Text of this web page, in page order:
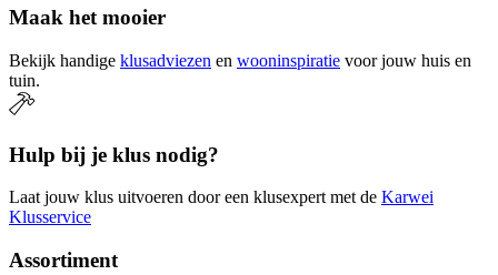
Maak het mooier
Bekijk handige klusadviezen en wooninspiratie voor jouw huis en
tuin.
Hulp bij je klus nodig?
Laat jouw klus uitvoeren door een klusexpert met de Karwei
Klusservice
Assortiment